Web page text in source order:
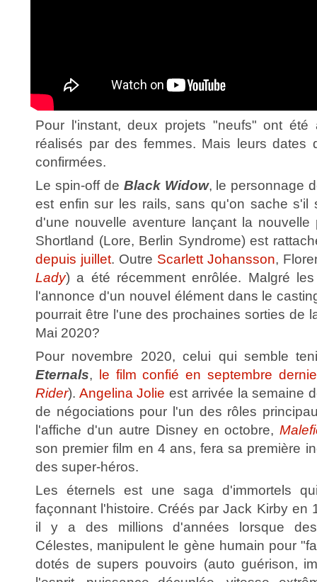
Pour l'instant, deux projets "neufs" ont été
réalisés par des femmes. Mais leurs dates
confirmées.
Le spin-off de Black Widow, le personnage
est enfin sur les rails, sans qu'on sache s'il
d'une nouvelle aventure lançant la
Shortland (Lore, Berlin Syndrome) est
depuis juillet. Outre Scarlett Johansson,
Lady) a été récemment enrôlée. Malgré
l'annonce d'un nouvel élément dans le
pourrait être l'une des prochaines sorties de
Mai 2020?
Pour novembre 2020, celui qui semble
Eternals, le film confié en septembre
Rider). Angelina Jolie est arrivée la semaine
de négociations pour l'un des rôles
l'affiche d'un autre Disney en octobre,
son premier film en 4 ans, fera sa première
des super-héros.
Les éternels est une saga d'immortels
façonnant l'histoire. Créés par Jack Kirby en
il y a des millions d'années lorsque des
Célestes, manipulent le gène humain pour
dotés de supers pouvoirs (auto guérison,